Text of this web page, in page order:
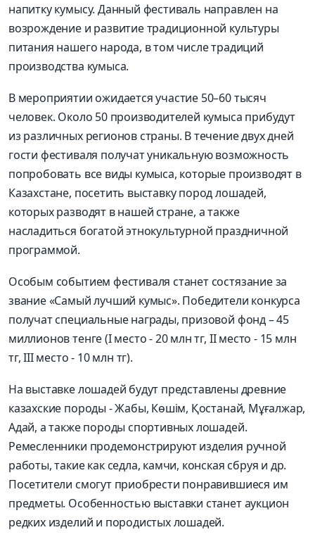
напитку кумысу. Данный фестиваль направлен на
возрождение и развитие традиционной культуры
питания нашего народа, в том числе традиций
производства кумыса.
В мероприятии ожидается участие 50–60 тысяч
человек. Около 50 производителей кумыса прибудут
из различных регионов страны. В течение двух дней
гости фестиваля получат уникальную возможность
попробовать все виды кумыса, которые производят в
Казахстане, посетить выставку пород лошадей,
которых разводят в нашей стране, а также
насладиться богатой этнокультурной праздничной
программой.
Особым событием фестиваля станет состязание за
звание «Самый лучший кумыс». Победители конкурса
получат специальные награды, призовой фонд – 45
миллионов тенге (I место - 20 млн тг, II место - 15 млн
тг, III место - 10 млн тг).
На выставке лошадей будут представлены древние
казахские породы - Жабы, Көшім, Қостанай, Мұғалжар,
Адай, а также породы спортивных лошадей.
Ремесленники продемонстрируют изделия ручной
работы, такие как седла, камчи, конская сбруя и др.
Посетители смогут приобрести понравившиеся им
предметы. Особенностью выставки станет аукцион
редких изделий и породистых лошадей.